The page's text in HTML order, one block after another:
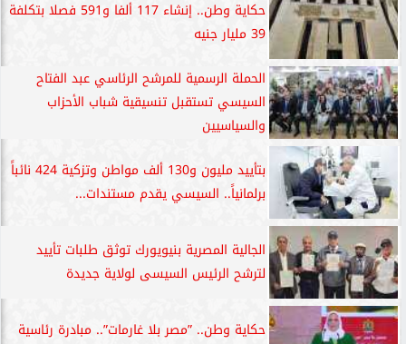
حكاية وطن.. إنشاء 117 ألفا و591 فصلا بتكلفة
39 مليار جنيه
الحملة الرسمية للمرشح الرئاسي عبد الفتاح
السيسي تستقبل تنسيقية شباب الأحزاب
والسياسيين
بتأييد مليون و130 ألف مواطن وتزكية 424 نائباً
برلمانياً.. السيسي يقدم مستندات...
الجالية المصرية بنيويورك توثق طلبات تأييد
لترشح الرئيس السيسى لولاية جديدة
حكاية وطن.. ”مصر بلا غارمات”.. مبادرة رئاسية